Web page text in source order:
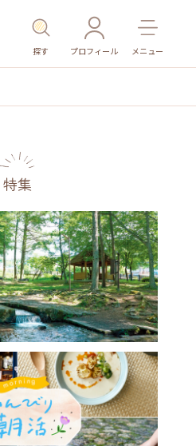
探す プロフィール メニュー
その他施設 ごはん
特集